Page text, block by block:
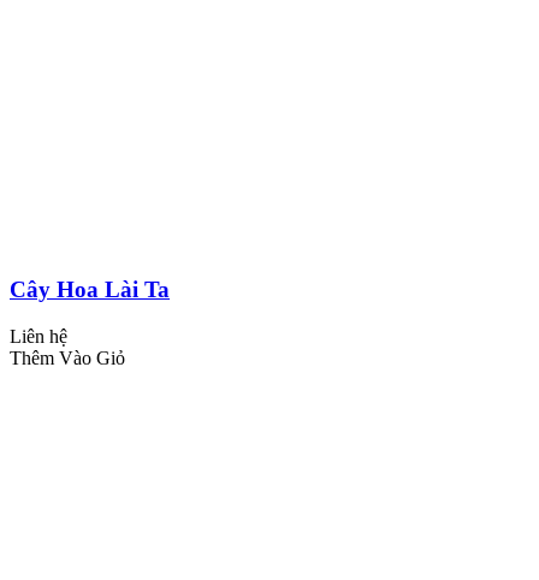
Cây Hoa Lài Ta
Liên hệ
Thêm Vào Giỏ